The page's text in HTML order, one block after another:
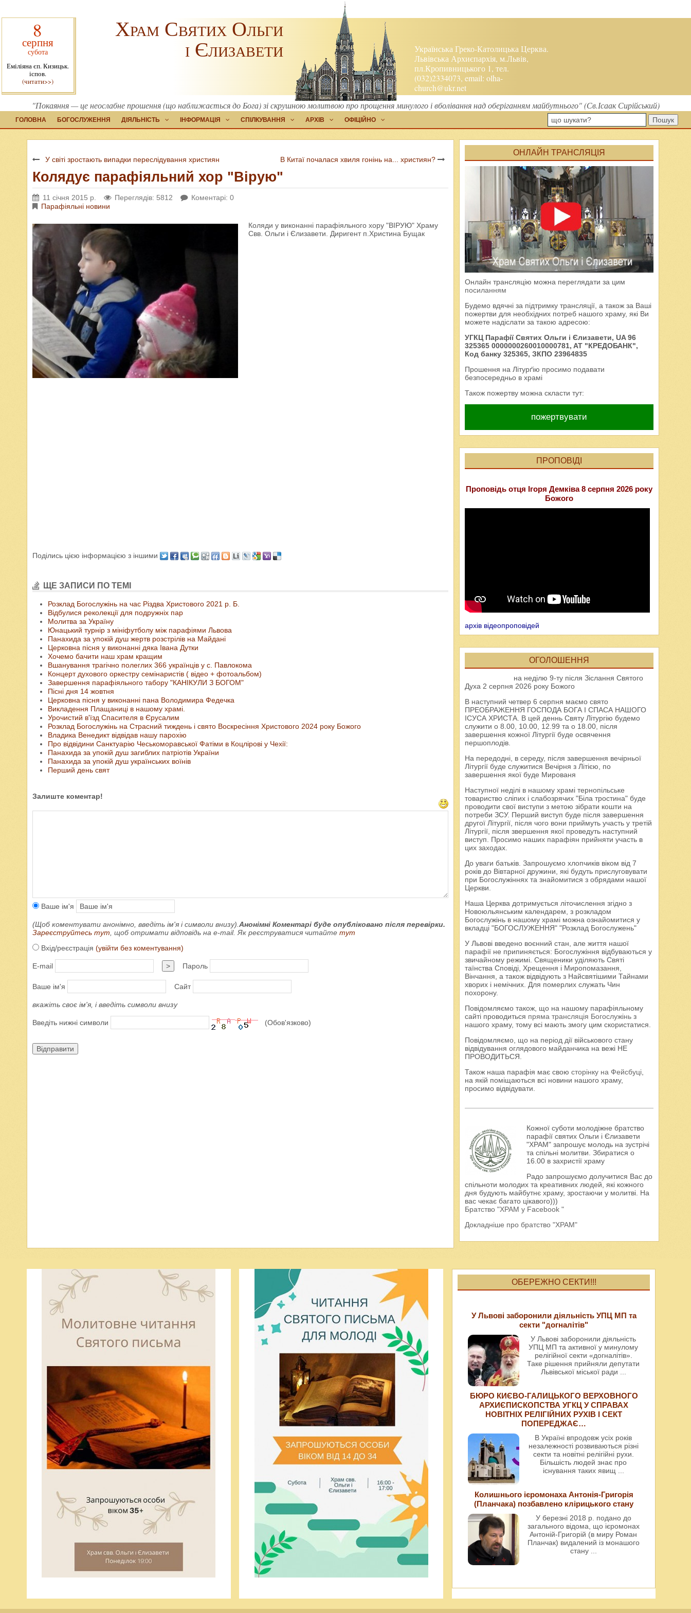
8
серпня
субота
Еміліяна єп. Кизицьк.
іспов.
(читати>>)
Українська Греко-Католицька Церква.
Львівська Архиєпархія, м.Львів,
пл.Кропивницького 1, тел.
(032)2334073, email:olha-
church@ukr.net
Храм Святих Ольги
і Єлизавети
"Покаяння — це неослабне прошення (що наближається до Бога) зі скрушною молитвою про прощення минулого і вболівання над оберіганням майбутнього" (Св.Ісаак Сирійський)
ГОЛОВНА БОГОСЛУЖЕННЯ ДІЯЛЬНІСТЬ ІНФОРМАЦІЯ СПІЛКУВАННЯ АРХІВ ОФІЦІЙНО Пошук
У світі зростають випадки переслідування християн В Китаї почалася хвиля гонінь на... християн?
Колядує парафіяльний хор "Вірую"
11 січня 2015 р. Переглядів: 5812
Коментарі: 0
Парафіяльні новини
Коляди у виконанні парафіяльного хору "ВІРУЮ" Храму
Свв. Ольги і Єлизавети. Диригент п.Христина Бущак
Поділись цією інформацією з іншими
ЩЕ ЗАПИСИ ПО ТЕМІ
Розклад Богослужінь на час Різдва Христового 2021 р. Б.
Відбулися реколекції для подружніх пар
Молитва за Україну
Юнацький турнір з мініфутболу між парафіями Львова
Панахида за упокій душ жертв розстрілів на Майдані
Церковна пісня у виконанні дяка Івана Дутки
Хочемо бачити наш храм кращим
Вшанування трагічно полеглих 366 українців у с. Павлокома
Концерт духового оркестру семінаристів ( відео + фотоальбом)
Завершення парафіяльного табору "КАНІКУЛИ З БОГОМ"
Пісні дня 14 жовтня
Церковна пісня у виконанні пана Володимира Федечка
Викладення Плащаниці в нашому храмі.
Урочистий в'їзд Спасителя в Єрусалим
Розклад Богослужінь на Страсний тиждень і свято Воскресіння Христового 2024 року Божого
Владика Венедикт відвідав нашу парохію
Про відвідини Санктуарію Чеськоморавської Фатіми в Коцлірові у Чехії:
Панахида за упокій душ загиблих патріотів України
Панахида за упокій душ українських воїнів
Перший день свят
Залиште коментар!
Ваше ім'я
(Щоб коментувати анонімно, введіть ім'я і символи внизу).Анонімні Коментарі буде опубліковано після перевірки.
Зареєструйтесь тут, щоб отримати відповідь на e-mail. Як реєструватися читайте тут
Вхід/реєстрація (увійти без коментування)
E-mail > Пароль
Ваше ім'я Сайт
вкажіть своє ім'я, і введіть символи внизу
Введіть нижні символи (Обов'язково)
Відправити
ОНЛАЙН ТРАНСЛЯЦІЯ
Онлайн трансляцію можна переглядати за цим
посиланням
Будемо вдячні за підтримку трансляції, а також за Ваші
пожертви для необхідних потреб нашого храму, які Ви
можете надіслати за такою адресою:
УГКЦ Парафії Святих Ольги і Єлизавети, UA 96
325365 0000000260010000781, AT "КРЕДОБАНК",
Код банку 325365, ЗКПО 23964835
Прошення на Літурґію просимо подавати
безпосередньо в храмі
Також пожертву можна скласти тут:
пожертвувати
ПРОПОВІДІ
Проповідь отця Ігоря Демківа 8 серпня 2026 року
Божого
архів відеопроповідей
ОГОЛОШЕННЯ
на неділю 9-ту після Зіслання Святого
Духа 2 серпня 2026 року Божого
В наступний четвер 6 серпня маємо свято
ПРЕОБРАЖЕННЯ ГОСПОДА БОГА І СПАСА НАШОГО
ІСУСА ХРИСТА. В цей деннь Святу Літургію будемо
служити о 8.00, 10.00, 12.99 та о 18.00, після
завершення кожної Літургії буде освячення
першоплодів.
На передодні, в середу, після завершення вечірньої
Літургії буде служитися Вечірня з Літією, по
завершення якої буде Мированя
Наступної неділі в нашому храмі тернопільське
товариство сліпих і слабозрячих "Біла тростина" буде
проводити свої виступи з метою зібрати кошти на
потреби ЗСУ. Перший виступ буде після завершення
другої Літургії, після чого вони приймуть участь у третій
Літургії, після звершення якої проведуть наступний
виступ. Просимо наших парафіян прийняти участь в
цих заходах.
До уваги батьків. Запрошуємо хлопчиків віком від 7
років до Вівтарної дружини, які будуть прислуговувати
при Богослужіннях та знайомитися з обрядами нашої
Церкви.
Наша Церква дотримується літочислення згідно з
Новоюльянським календарем, з розкладом
Богослужінь в нашому храмі можна ознайомитися у
вкладці "БОГОСЛУЖЕННЯ" "Розклад Богослужень"
У Львові введено воєнний стан, але життя нашої
парафії не припиняється: Богослужіння відбуваються у
звичайному режимі. Священики уділяють Святі
таїнства Сповіді, Хрещення і Миропомазання,
Вінчання, а також відвідують з Найсвятішими Тайнами
хворих і немічних. Для померлих служать Чин
похорону.
Повідомляємо також, що на нашому парафіяльному
сайті проводиться пряма трансляція Богослужіньз
нашого храму, тому всі мають змогу цим скористатися.
Повідомляємо, що на період дії військового стану
відвідування оглядового майданчика на вежі НЕ
ПРОВОДИТЬСЯ.
Також наша парафія має свою сторінку на Фейсбуці,
на якій поміщаються всі новини нашого храму,
просимо відвідувати.
Кожної суботи молодіжне братство
парафії святих Ольги і Єлизавети
"ХРАМ" запрошує молодь на зустрічі
та спільні молитви. Збиратися о
16.00 в захристії храму
Радо запрошуємо долучитися Вас до
спільноти молодих та креативних людей, які кожного
дня будують майбутнє храму, зростаючи у молитві. На
вас чекає багато цікавого)))
Братство "ХРАМ у Facebook "
Докладніше про братство "ХРАМ"
ОБЕРЕЖНО СЕКТИ!!!
У Львові заборонили діяльність УПЦ МП та
секти "догналітів"
У Львові заборонили діяльність
УПЦ МП та активної у минулому
релігійної секти «догналітів».
Таке рішення прийняли депутати
Львівської міської ради
БЮРО КИЄВО-ГАЛИЦЬКОГО ВЕРХОВНОГО
АРХИЄПИСКОПСТВА УГКЦ У СПРАВАХ
НОВІТНІХ РЕЛІГІЙНИХ РУХІВ І СЕКТ
ПОПЕРЕДЖАЄ…
В Україні впродовж усіх років
незалежності розвиваються різні
секти та новітні релігійні рухи.
Більшість людей знає про
існування таких явищ
Колишнього ієромонаха Антонія-Григорія
(Планчака) позбавлено клірицького стану
У березні 2018 р. подано до
загального відома, що ієромонах
Антоній-Григорій (в миру Роман
Планчак) видалений із монашого
стану